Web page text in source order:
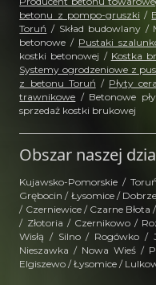
betonu z pompo-gruszki /
Toruń / Skład budowlany /
betonowe / Pustaki
kostki betonowej / Kostka
Systemy ogrodzeniowe z
z betonu Toruń / Płyty
trawnikowe / Betonowe
sprzedaż kostki brukowej
Obszar naszej
Kujawsko-Pomorskie /
Grębocin / Łysomice /
/ Czerniewice / Czarne
/ Złotoria / Czernikowo /
Wisłą / Silno / Rogówko /
Nieszawka / Nowa Wieś /
Elgiszewo / Łysomice /